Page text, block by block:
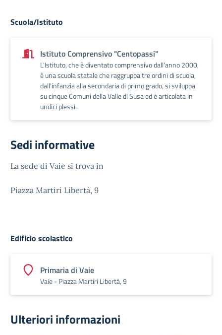
Scuola/Istituto
Istituto Comprensivo "Centopassi"
L'Istituto, che è diventato comprensivo dall'anno 2000,
è una scuola statale che raggruppa tre ordini di scuola,
dall'infanzia alla secondaria di primo grado, si sviluppa
su cinque Comuni della Valle di Susa ed è articolata in
undici plessi.
Sedi informative
La sede di Vaie si trova in
Piazza Martiri Libertà, 9
Edificio scolastico
Primaria di Vaie
Vaie - Piazza Martiri Libertà, 9
Ulteriori informazioni